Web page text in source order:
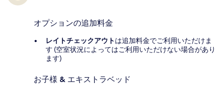
オプションの追加料金
レイトチェックアウトは追加料金でご利用いただけま
す (空室状況によってはご利用いただけない場合があり
ます)
お子様 & エキストラベッド